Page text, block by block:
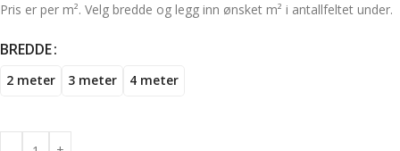
Pris er per m². Velg bredde og legg inn ønsket m² i antallfeltet under.
BREDDE
2 meter 3 meter 4 meter